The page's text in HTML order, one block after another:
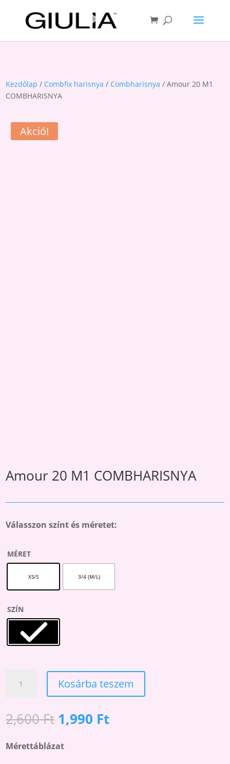
Kezdőlap / Combfix harisnya / Combharisnya / Amour 20 M1
COMBHARISNYA
Akció!
Amour 20 M1 COMBHARISNYA
Válasszon színt és méretet:
MÉRET
XS/S 3/4 (M/L)
SZÍN
MENNYISÉG
Kosárba teszem
2,600Ft Original
price
was:
2,600 Ft.
1,990 FtCurrent
price
Mérettáblázat